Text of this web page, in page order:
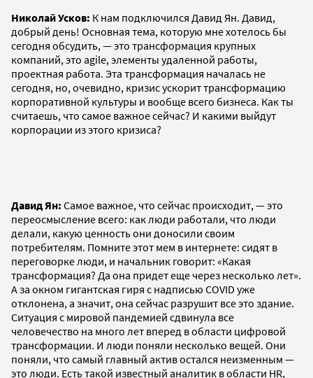
Николай Усков: К нам подключился Давид Ян. Давид,
добрый день! Основная тема, которую мне хотелось бы
сегодня обсудить, — это трансформация крупных
компаний, это agile, элементы удаленной работы,
проектная работа. Эта трансформация началась не
сегодня, но, очевидно, кризис ускорит трансформацию
корпоративной культуры и вообще всего бизнеса. Как ты
считаешь, что самое важное сейчас? И какими выйдут
корпорации из этого кризиса?
Давид Ян: Самое важное, что сейчас происходит, — это
переосмысление всего: как люди работали, что люди
делали, какую ценность они доносили своим
потребителям. Помните этот мем в интернете: сидят в
переговорке люди, и начальник говорит: «Какая
трансформация? Да она придет еще через несколько лет».
А за окном гигантская гиря с надписью COVID уже
отклонена, а значит, она сейчас разрушит все это здание.
Ситуация с мировой пандемией сдвинула все
человечество на много лет вперед в области цифровой
трансформации. И люди поняли несколько вещей. Они
поняли, что самый главный актив остался неизменным —
это люди. Есть такой известный аналитик в области HR,